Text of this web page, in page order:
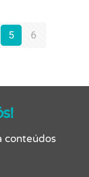
5 6
conteúdos